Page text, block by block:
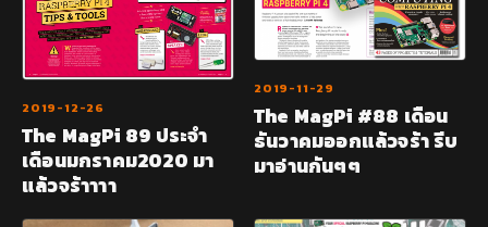
2019-12-26
The MagPi 89 ประจำ
เดือนมกราคม2020 มา
แล้วจร้าาาา
2019-11-29
The MagPi #88 เดือน
ธันวาคมออกแล้วจร้า รีบ
มาอ่านกันๆๆ